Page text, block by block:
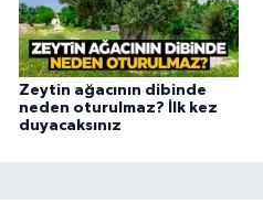
Zeytin ağacının dibinde
neden oturulmaz? İlk kez
duyacaksınız